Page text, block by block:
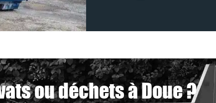
ou déchets à Doue ?